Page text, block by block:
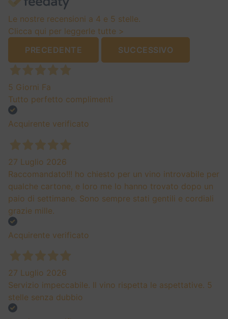
Le nostre recensioni a 4 e 5 stelle.
Clicca qui per leggerle tutte >
PRECEDENTE
SUCCESSIVO
5 Giorni Fa
Tutto perfetto complimenti
Acquirente verificato
27 Luglio 2026
Raccomandato!!! ho chiesto per un vino introvabile per
qualche cartone, e loro me lo hanno trovato dopo un
paio di settimane. Sono sempre stati gentili e cordiali
grazie mille.
Acquirente verificato
27 Luglio 2026
Servizio impeccabile. Il vino rispetta le aspettative. 5
stelle senza dubbio